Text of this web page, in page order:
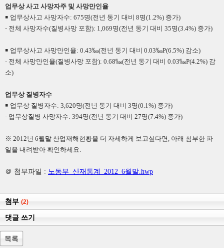
업무상 사고 사망자주 및 사망만인율
￭ 업무상사고 사망자수: 675명(전년 동기 대비 8명(1.2%) 증가)
- 전체 사망자수(질병사망 포함): 1,069명(전년 동기 대비 35명(3.4%) 증가)
￭ 업무상사고 사망만인율: 0.43‱(전년 동기 대비 0.03‱P(6.5%) 감소)
- 전체 사망만인율(질병사망 포함): 0.68‱(전년 동기 대비 0.03‱P(4.2%) 감
소)
업무상 질병자수
￭ 업무상 질병자수: 3,620명(전년 동기 대비 3명(0.1%) 증가)
- 업무상질병 사망자수: 394명(전년 동기 대비 27명(7.4%) 증가)
※ 2012년 6월말 산업재해현황을 더 자세하게 보고싶다면, 아래 첨부한 파
일을 내려받아 확인하세요.
＠ 첨부파일 : 노동부_산재통계_2012_6월말.hwp
첨부 (2)
댓글 쓰기
목록